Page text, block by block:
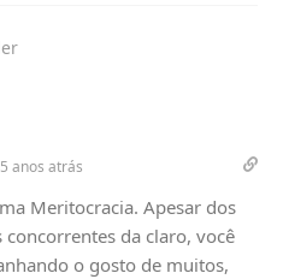
5 anos atrás
Meritocracia. Apesar dos
da claro, você
o gosto de muitos,